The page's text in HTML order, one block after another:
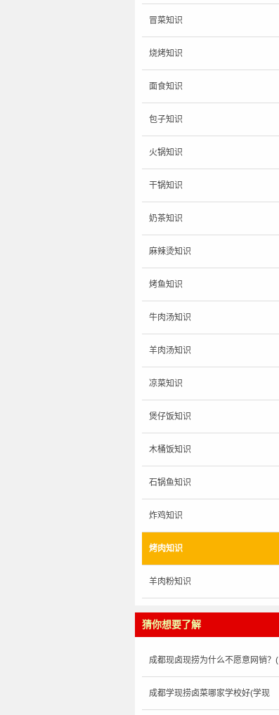
冒菜知识
烧烤知识
面食知识
包子知识
火锅知识
干锅知识
奶茶知识
麻辣烫知识
烤鱼知识
牛肉汤知识
羊肉汤知识
凉菜知识
煲仔饭知识
木桶饭知识
石锅鱼知识
炸鸡知识
烤肉知识
羊肉粉知识
猜你想要了解
成都现卤现捞为什么不愿意网销？(
成都学现捞卤菜哪家学校好(学现